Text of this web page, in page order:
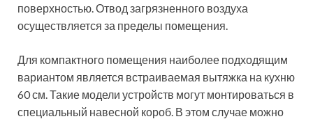
поверхностью. Отвод загрязненного воздуха
осуществляется за пределы помещения.
Для компактного помещения наиболее подходящим
вариантом является встраиваемая вытяжка на кухню
60 см. Такие модели устройств могут монтироваться в
специальный навесной короб. В этом случае можно